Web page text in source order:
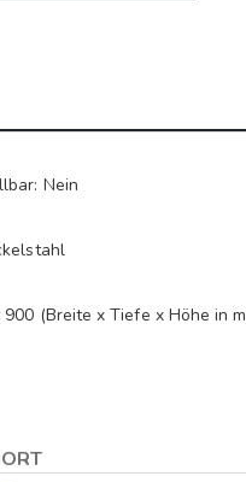
Nein
(Breite x Tiefe x Höhe in